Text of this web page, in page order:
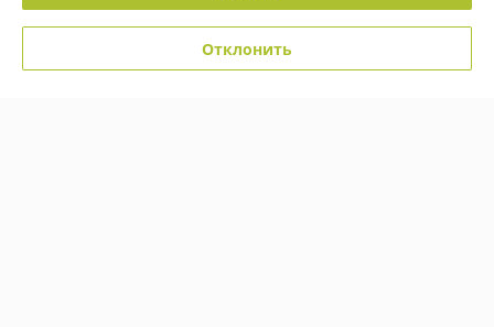
Информация для покупателя
Отклонить